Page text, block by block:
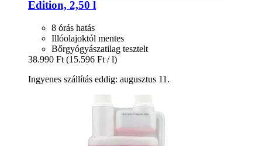
Edition, 2,50 l
8 órás hatás
Illóolajoktól mentes
Bőrgyógyászatilag tesztelt
38.990 Ft (15.596 Ft / l)
Ingyenes szállítás eddig: augusztus 11.